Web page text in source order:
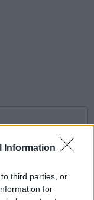
Information
third parties, or
for